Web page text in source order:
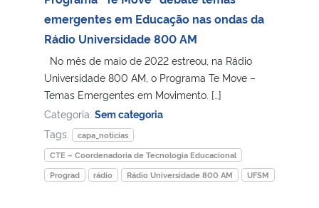
Ministério da Saúde
Ministério de Minas e Energia
Ministério da Ciência, Tecnologia, Inovações e Comunicações
Ministério do Meio Ambiente
Ministério do Turismo
emergentes em Educação nas ondas da
Rádio Universidade 800 AM
No mês de maio de 2022 estreou, na Rádio
Universidade 800 AM, o Programa Te Move –
Temas Emergentes em Movimento. […]
Categoria: Sem categoria
Tags:
capa_noticias
CTE – Coordenadoria de Tecnologia Educacional
Prograd
rádio Rádio Universidade 800 AM UFSM